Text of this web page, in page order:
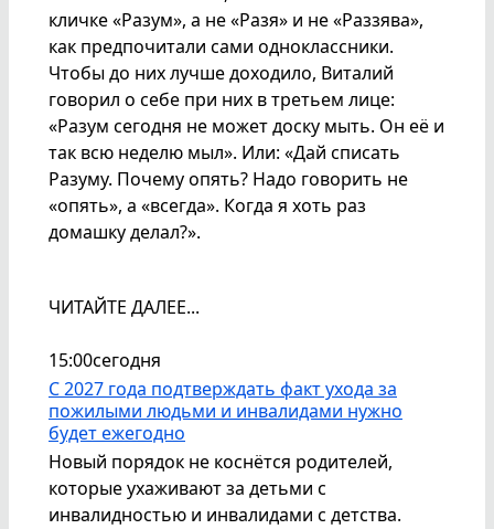
кличке «Разум», а не «Разя» и не «Раззява»,
как предпочитали сами одноклассники.
Чтобы до них лучше доходило, Виталий
говорил о себе при них в третьем лице:
«Разум сегодня не может доску мыть. Он её и
так всю неделю мыл». Или: «Дай списать
Разуму. Почему опять? Надо говорить не
«опять», а «всегда». Когда я хоть раз
домашку делал?».
ЧИТАЙТЕ ДАЛЕЕ...
15:00сегодня
С 2027 года подтверждать факт ухода за
пожилыми людьми и инвалидами нужно
будет ежегодно
Новый порядок не коснётся родителей,
которые ухаживают за детьми с
инвалидностью и инвалидами с детства.